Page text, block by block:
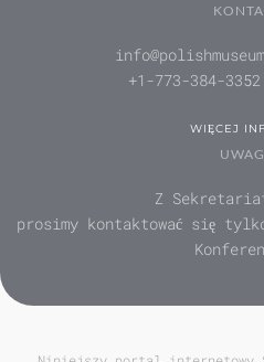
+1-773-384-
WIĘCEJ
Z
prosimy kontaktować się